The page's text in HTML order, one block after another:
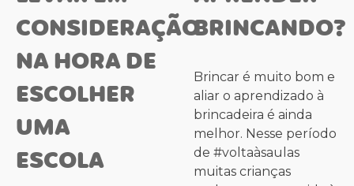
CONSIDERAÇÃO
NA HORA DE
ESCOLHER
UMA
ESCOLA
BRINCANDO?
Brincar é muito bom e
aliar o aprendizado à
brincadeira é ainda
melhor. Nesse período
de #voltaàsaulas
muitas crianças